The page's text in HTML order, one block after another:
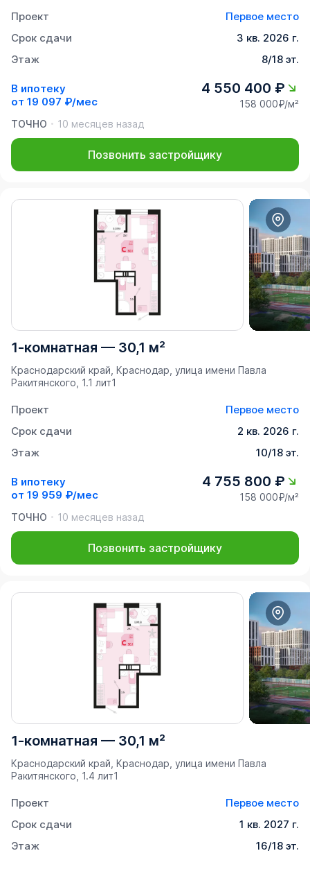
Проект
Первое место
Срок сдачи
3 кв. 2026 г.
Этаж
8/18 эт.
В ипотеку
от 19 097 ₽/мес
4 550 400 ₽
158 000₽/м²
ТОЧНО
10 месяцев назад
Позвонить застройщику
1-комнатная — 30,1 м²
Краснодарский край, Краснодар, улица имени Павла
Ракитянского, 1.1 лит1
Проект
Первое место
Срок сдачи
2 кв. 2026 г.
Этаж
10/18 эт.
В ипотеку
от 19 959 ₽/мес
4 755 800 ₽
158 000₽/м²
ТОЧНО
10 месяцев назад
Позвонить застройщику
1-комнатная — 30,1 м²
Краснодарский край, Краснодар, улица имени Павла
Ракитянского, 1.4 лит1
Проект
Первое место
Срок сдачи
1 кв. 2027 г.
Этаж
16/18 эт.